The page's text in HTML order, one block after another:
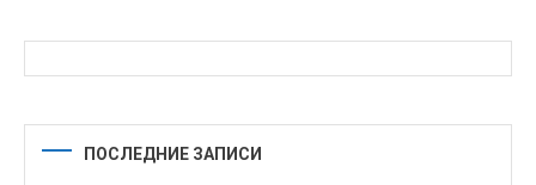
ПОСЛЕДНИЕ ЗАПИСИ